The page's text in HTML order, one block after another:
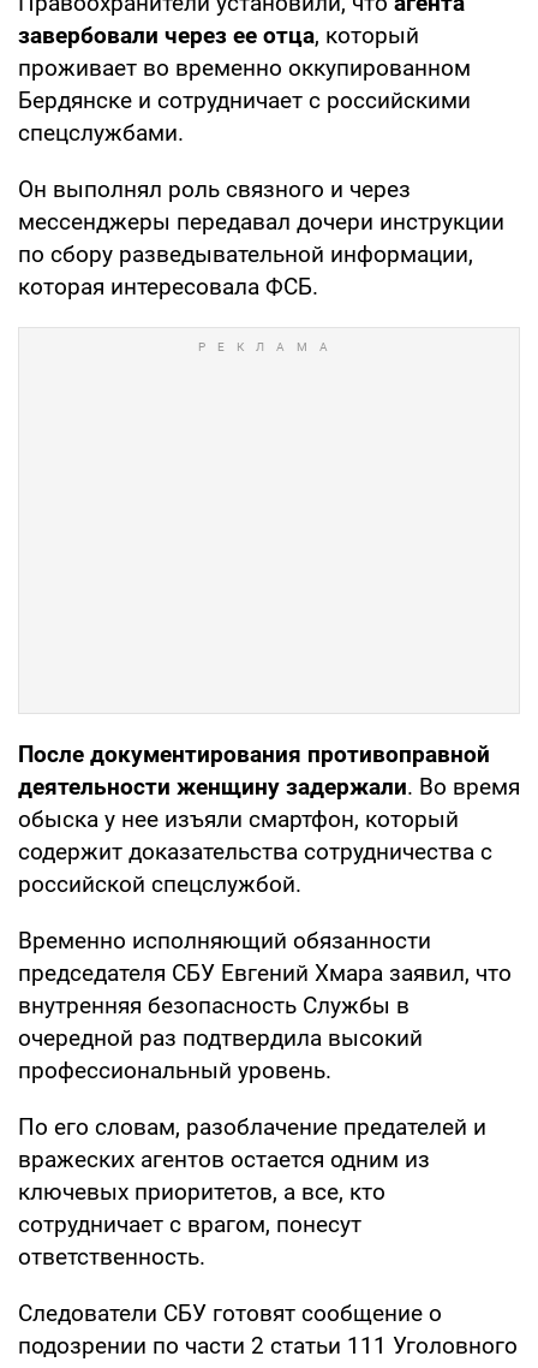
завербовали через ее отца, который
проживает во временно оккупированном
Бердянске и сотрудничает с российскими
спецслужбами.
Он выполнял роль связного и через
мессенджеры передавал дочери инструкции
по сбору разведывательной информации,
которая интересовала ФСБ.
После документирования противоправной
деятельности женщину задержали. Во время
обыска у нее изъяли смартфон, который
содержит доказательства сотрудничества с
российской спецслужбой.
Временно исполняющий обязанности
председателя СБУ Евгений Хмара заявил, что
внутренняя безопасность Службы в
очередной раз подтвердила высокий
профессиональный уровень.
По его словам, разоблачение предателей и
вражеских агентов остается одним из
ключевых приоритетов, а все, кто
сотрудничает с врагом, понесут
ответственность.
Следователи СБУ готовят сообщение о
подозрении по части 2 статьи 111 Уголовного